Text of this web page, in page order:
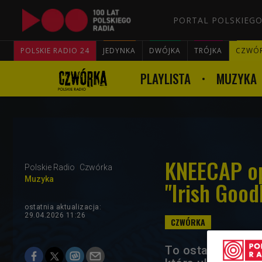
PORTAL
POLSKIE RADIO 24 JEDYNKA DWÓJKA TRÓJKA
PLAYLISTA MUZYKA
Polskie Radio
Czwórka
Muzyka
"Irish
ostatnia aktualizacja:
29.04.2026 11:26
To ostatnia